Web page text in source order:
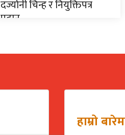
दर्ज्यानी चिन्ह र नियुक्तिपत्र
प्रदान
हाम्रो